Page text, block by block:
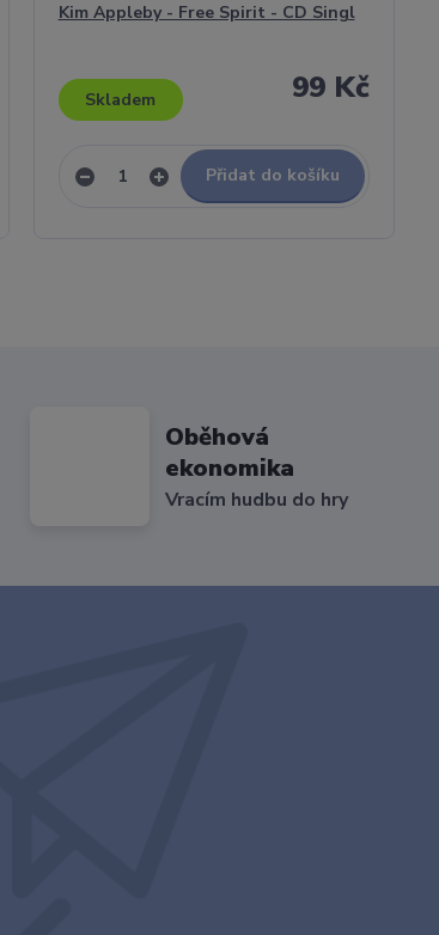
Kim Appleby - Free Spirit - CD Singl
99 Kč
Skladem
Přidat do košíku
Oběhová
ekonomika
Vracím hudbu do hry